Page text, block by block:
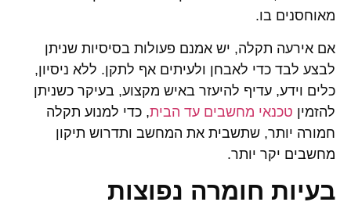
מאוחסנים בו.
אם אירעה תקלה, יש אמנם פעולות בסיסיות שניתן
לבצע לבד כדי לאבחן ולעיתים אף לתקן. ללא ניסיון,
כלים וידע, עדיף להיעזר באיש מקצוע, בעיקר כשניתן
להזמין טכנאי מחשבים עד הבית, כדי למנוע תקלה
חמורה יותר, שתשבית את המחשב ותדרוש תיקון
מחשבים יקר יותר.
בעיות חומרה נפוצות